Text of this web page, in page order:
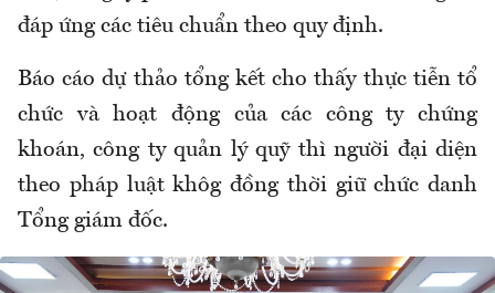
đáp ứng các tiêu chuẩn theo quy định.
Báo cáo dự thảo tổng kết cho thấy thực tiễn tổ
chức và hoạt động của các công ty chứng
khoán, công ty quản lý quỹ thì người đại diện
theo pháp luật khôg đồng thời giữ chức danh
Tổng giám đốc.